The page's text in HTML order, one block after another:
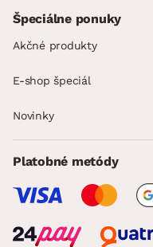
Špeciálne ponuky
Akčné produkty
E-shop špeciál
Novinky
Platobné metódy